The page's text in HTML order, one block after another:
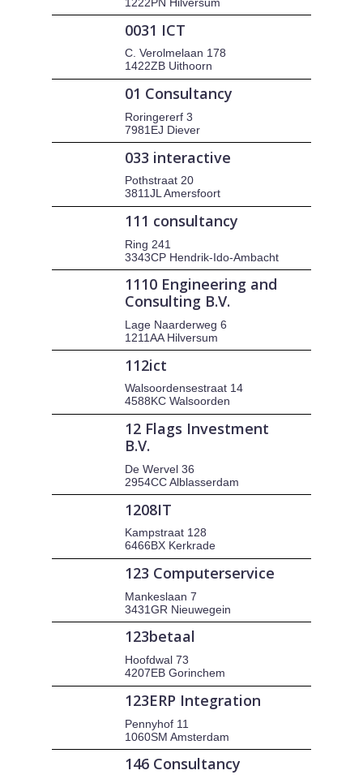
0031 ICT
C. Verolmelaan 178
1422ZB Uithoorn
01 Consultancy
Roringererf 3
7981EJ Diever
033 interactive
Pothstraat 20
3811JL Amersfoort
111 consultancy
Ring 241
3343CP Hendrik-Ido-Ambacht
1110 Engineering and
Consulting B.V.
Lage Naarderweg 6
1211AA Hilversum
112ict
Walsoordensestraat 14
4588KC Walsoorden
12 Flags Investment
B.V.
De Wervel 36
2954CC Alblasserdam
1208IT
Kampstraat 128
6466BX Kerkrade
123 Computerservice
Mankeslaan 7
3431GR Nieuwegein
123betaal
Hoofdwal 73
4207EB Gorinchem
123ERP Integration
Pennyhof 11
1060SM Amsterdam
146 Consultancy